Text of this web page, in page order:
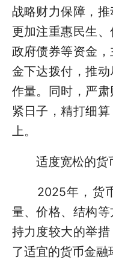
战略财力保障，推
更加注重惠民生
政府债券等资金
金下达拨付，推
作量。同时，严
紧日子，精打细
上。
适度宽松的货币
2025年，货币
量、价格、结构
持力度较大的举
了适宜的货币金融